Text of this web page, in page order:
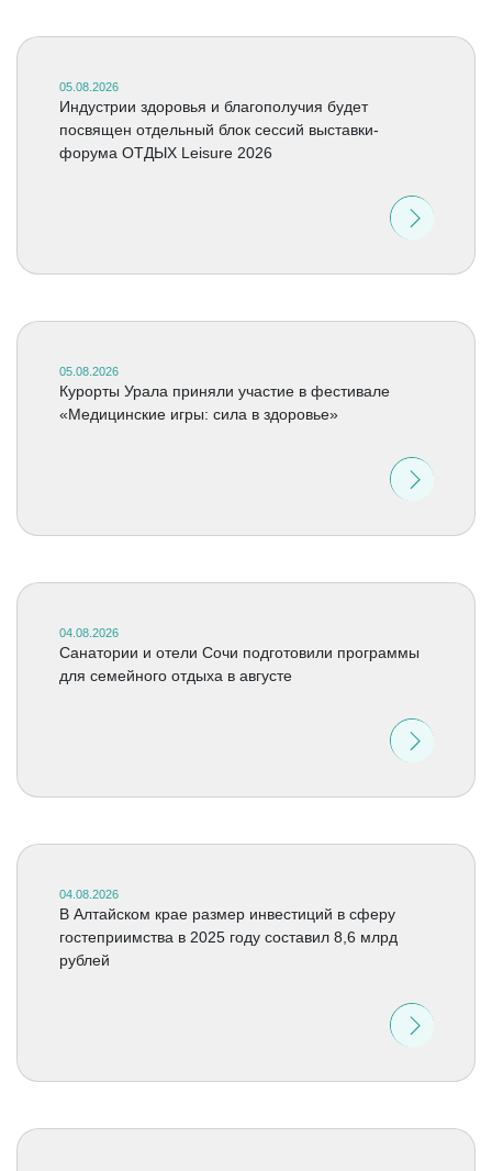
05.08.2026
Индустрии здоровья и благополучия будет
посвящен отдельный блок сессий выставки-
форума ОТДЫХ Leisure 2026
05.08.2026
Курорты Урала приняли участие в фестивале
«Медицинские игры: сила в здоровье»
04.08.2026
Санатории и отели Сочи подготовили программы
для семейного отдыха в августе
04.08.2026
В Алтайском крае размер инвестиций в сферу
гостеприимства в 2025 году составил 8,6 млрд
рублей